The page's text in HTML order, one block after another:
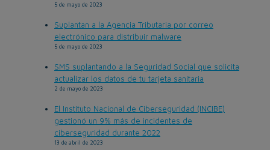
5 de mayo de 2023
Suplantan a la Agencia Tributaria por correo
electrónico para distribuir malware
5 de mayo de 2023
SMS suplantando a la Seguridad Social que solicita
actualizar los datos de tu tarjeta sanitaria
2 de mayo de 2023
El Instituto Nacional de Ciberseguridad (INCIBE)
gestionó un 9% más de incidentes de
ciberseguridad durante 2022
13 de abril de 2023